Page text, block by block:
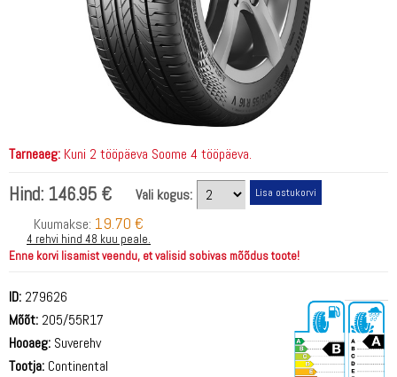
Tarneaeg: Kuni 2 tööpäeva Soome 4 tööpäeva.
Hind: 146.95 €
Vali kogus:
Kuumakse: 19.70 €
4 rehvi hind 48 kuu peale.
Enne korvi lisamist veendu, et valisid sobivas mõõdus toote!
ID: 279626
Mõõt: 205/55R17
Hooaeg: Suverehv
Tootja: Continental